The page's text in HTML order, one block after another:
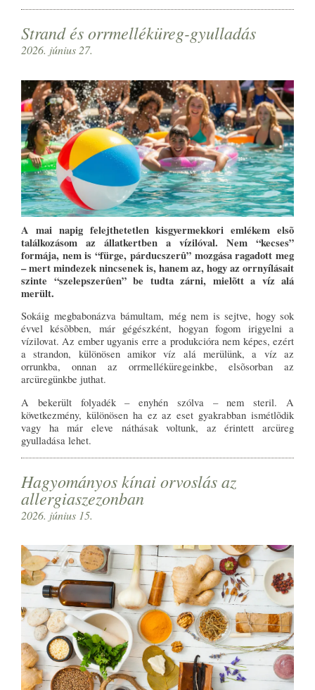
Strand és orrmelléküreg-gyulladás
2026. június 27.
A mai napig felejthetetlen kisgyermekkori emlékem elsõ
találkozásom az állatkertben a vízilóval. Nem “kecses”
formája, nem is “fürge, párducszerû” mozgása ragadott meg
– mert mindezek nincsenek is, hanem az, hogy az orrnyílásait
szinte “szelepszerûen” be tudta zárni, mielõtt a víz alá
merült.
Sokáig megbabonázva bámultam, még nem is sejtve, hogy sok
évvel késõbben, már gégészként, hogyan fogom irigyelni a
vízilovat. Az ember ugyanis erre a produkcióra nem képes, ezért
a strandon, különösen amikor víz alá merülünk, a víz az
orrunkba, onnan az orrmelléküregeinkbe, elsõsorban az
arcüregünkbe juthat.
A bekerült folyadék – enyhén szólva – nem steril. A
következmény, különösen ha ez az eset gyakrabban ismétlõdik
vagy ha már eleve náthásak voltunk, az érintett arcüreg
gyulladása lehet.
Hagyományos kínai orvoslás az
allergiaszezonban
2026. június 15.